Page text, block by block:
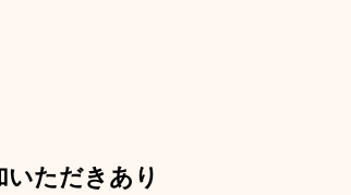
ただきあり